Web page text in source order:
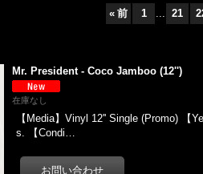
« 前 1 ... 21
Mr. President - Coco Jamboo (12'')
在庫なし
【Media】Vinyl 12'' Single (Promo) 【
s. 【Condi…